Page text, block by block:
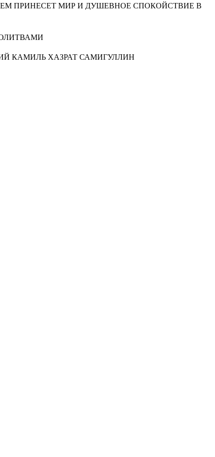
ПРИНЕСЕТ МИР И ДУШЕВНОЕ СПОКОЙСТВИЕ В
КАМИЛЬ ХАЗРАТ САМИГУЛЛИН